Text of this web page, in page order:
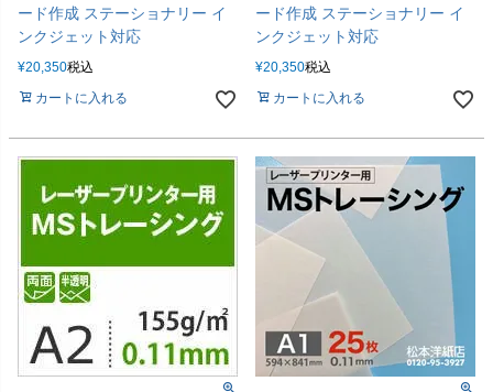
ード作成 ステーショナリー イ
ンクジェット対応
¥20,350税込
カートに入れる
ード作成 ステーショナリー イ
ンクジェット対応
¥20,350税込
カートに入れる